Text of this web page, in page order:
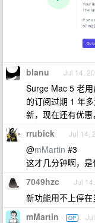
blanu Jul 14,
Surge Mac 5 老
的订阅过期 1 年
新，现在还有优惠
rrubick Jul 14,
@mMartin #3
这才几分钟啊，
7049hzc Jul
新功能用不上停在
mMartin OP